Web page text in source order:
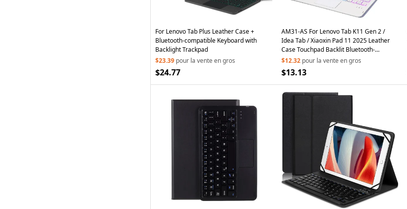
For Lenovo Tab Plus Leather Case +
Bluetooth-compatible Keyboard with
Backlight Trackpad
$23.39 pour la vente en gros
$24.77
AM31-AS For Lenovo Tab K11 Gen 2 /
Idea Tab / Xiaoxin Pad 11 2025 Leather
Case Touchpad Backlit Bluetooth-
Compatible Keyboard - Purple
$12.32 pour la vente en gros
$13.13